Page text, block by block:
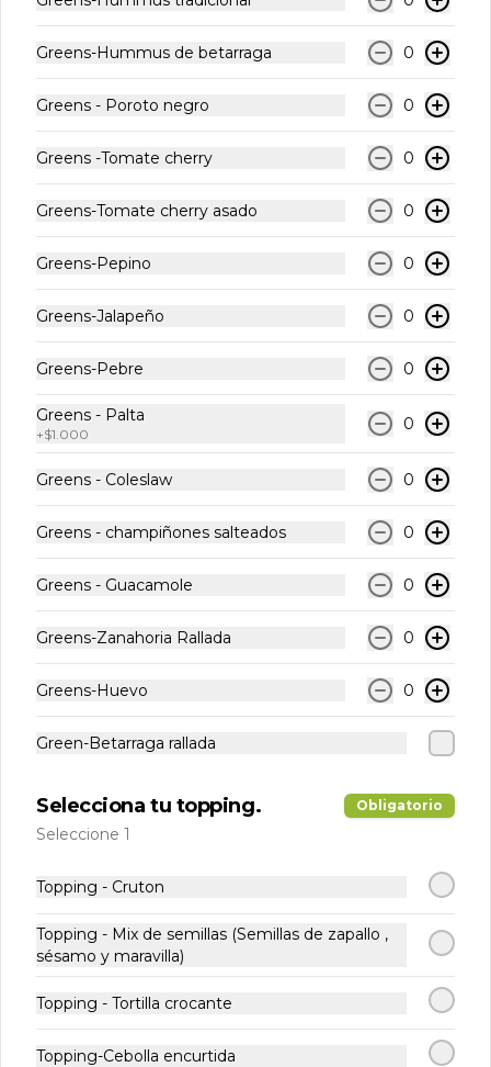
Jugo Bless Prensado en
frío Maracuyá-Naranja
Jugo prensado de fruta Maracuyá,
Naranja, Piña, Manzana y Limón
$2.990
Jugo Bless Prensado en
frío Naranja
Jugo prensado de Naranja Formato
Jugo Bless Prensado en
frío Pepino-Manzana
Jugo prensado de fruta Pepino,
Espirulina, Manzana, Piña, Jengibre y
Formato 300ml
Kombucha que contiene jugo
Frambuesa, Mora, Frutilla. Además
contiene un toque de Betarraga para
$2.990
Kombucha manzana
Greens-Hummus de betarraga 0
Greens - Poroto negro 0
Greens -Tomate cherry 0
Greens-Tomate cherry asado 0
Greens-Pepino 0
Greens-Jalapeño 0
Greens-Pebre 0
Greens - Palta
+$1.000
0
Greens - Coleslaw 0
Greens - champiñones salteados 0
Greens - Guacamole 0
Greens-Zanahoria Rallada 0
Greens-Huevo 0
Green-Betarraga rallada
Selecciona tu topping. Obligatorio
Seleccione 1
Topping - Cruton
Topping - Mix de semillas (Semillas de zapallo ,
sésamo y maravilla)
Topping - Tortilla crocante
Topping-Cebolla encurtida